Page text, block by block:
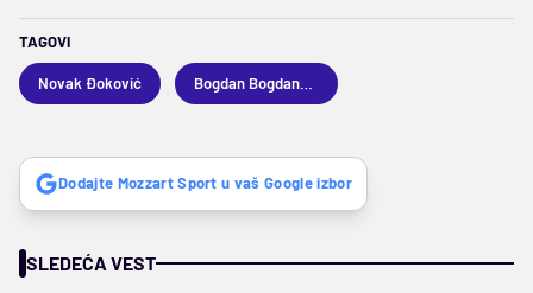
TAGOVI
Novak Đoković
Dodajte Mozzart Sport u vaš Google izbor
SLEDEĆA VEST